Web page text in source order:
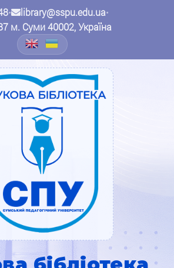
• library@sspu.edu.ua•
м. Суми 40002, Україна